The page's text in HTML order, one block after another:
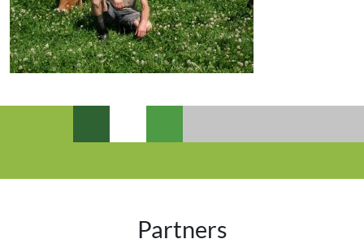
Partners